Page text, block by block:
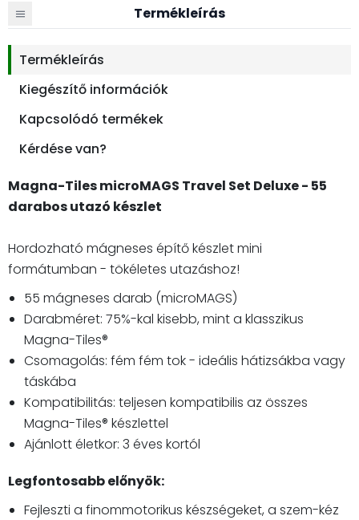
Termékleírás
Termékleírás
Kiegészítő információk
Kapcsolódó termékek
Kérdése van?
Magna-Tiles microMAGS Travel Set Deluxe - 55
darabos utazó készlet
Hordozható mágneses építő készlet mini
formátumban - tökéletes utazáshoz!
55 mágneses darab (microMAGS)
Darabméret: 75%-kal kisebb, mint a klasszikus
Magna-Tiles®
Csomagolás: fém fém tok - ideális hátizsákba vagy
táskába
Kompatibilitás: teljesen kompatibilis az összes
Magna-Tiles® készlettel
Ajánlott életkor: 3 éves kortól
Legfontosabb előnyök:
Fejleszti a finommotorikus készségeket, a szem-kéz